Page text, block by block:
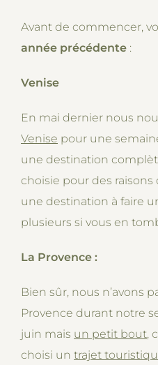
Avant de commencer,
année précédente :
Venise
En mai dernier nous
Venise pour une
une destination
choisie pour des raisons
une destination à faire
plusieurs si vous en
La Provence :
Bien sûr, nous n’avons
Provence durant notre
juin mais un petit bout,
choisi un trajet